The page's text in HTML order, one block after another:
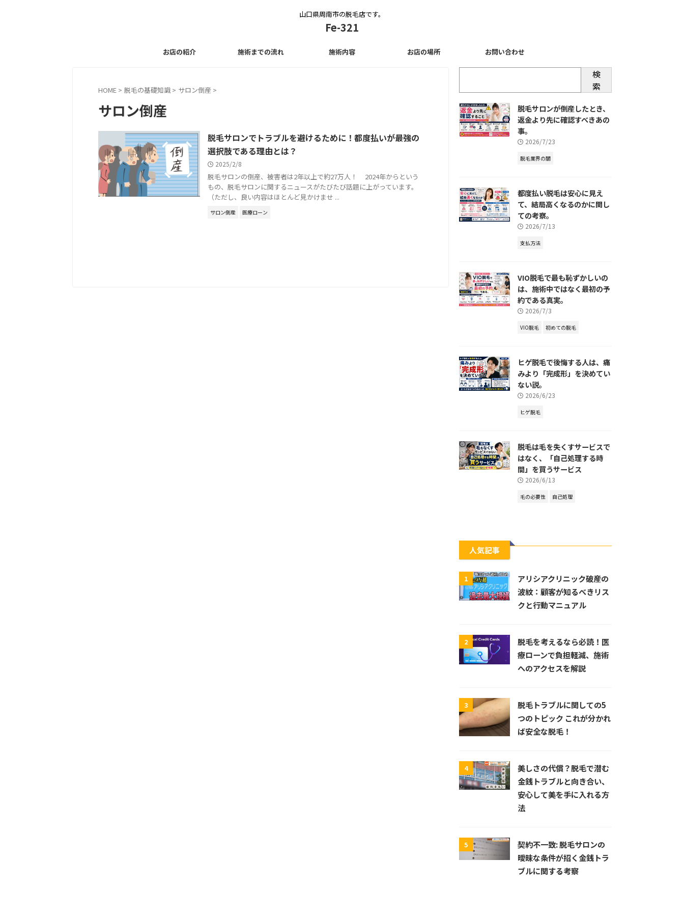
山口県周南市の脱毛店です。
Fe-321
お店の紹介 施術までの流れ 施術内容 お店の場所 お問い合わせ
HOME > 脱毛の基礎知識 > サロン倒産 >
サロン倒産
脱毛サロンでトラブルを避けるために！都度払いが最強の
選択肢である理由とは？
2025/2/8
脱毛サロンの倒産、被害者は2年以上で約27万人！ 2024年からという
もの、脱毛サロンに関するニュースがたびたび話題に上がっています。
（ただし、良い内容はほとんど見かけませ ...
サロン倒産 医療ローン
検
索
脱毛サロンが倒産したとき、
返金より先に確認すべきあの
事。
2026/7/23
脱毛業界の闇
都度払い脱毛は安心に見え
て、結局高くなるのかに関し
ての考察。
2026/7/13
支払方法
VIO脱毛で最も恥ずかしいの
は、施術中ではなく最初の予
約である真実。
2026/7/3
VIO脱毛 初めての脱毛
ヒゲ脱毛で後悔する人は、痛
みより「完成形」を決めてい
ない説。
2026/6/23
ヒゲ脱毛
脱毛は毛を失くすサービスで
はなく、「自己処理する時
間」を買うサービス
2026/6/13
毛の必要性 自己処理
人気記事
1
アリシアクリニック破産の
波紋：顧客が知るべきリス
クと行動マニュアル
2
脱毛を考えるなら必読！医
療ローンで負担軽減、施術
へのアクセスを解説
3
脱毛トラブルに関しての5
つのトピック これが分かれ
ば安全な脱毛！
4
美しさの代償？脱毛で潜む
金銭トラブルと向き合い、
安心して美を手に入れる方
法
5
契約不一致: 脱毛サロンの
曖昧な条件が招く金銭トラ
ブルに関する考察